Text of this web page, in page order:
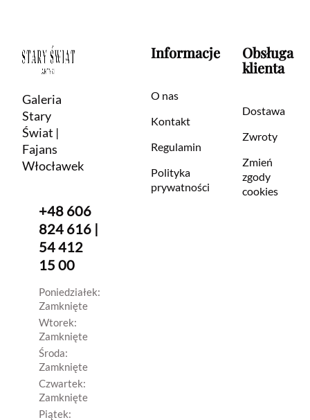
Galeria
Stary
Świat |
Fajans
Włocławek
+48 606
824 616 |
54 412
15 00
Poniedziałek:
Zamknięte
Wtorek:
Zamknięte
Środa:
Zamknięte
Czwartek:
Zamknięte
Piątek:
Informacje
O nas
Kontakt
Regulamin
Polityka
prywatności
Obsługa
klienta
Dostawa
Zwroty
Zmień
zgody
cookies